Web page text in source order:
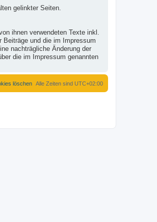
gelinkter Seiten.
ihnen verwendeten Texte inkl.
Beiträge und die im Impressum
nachträgliche Änderung der
die im Impressum genannten
Alle Zeiten sind UTC+02:00
löschen